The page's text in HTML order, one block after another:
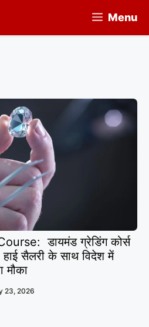
Menu
डायमंड ग्रेडिंग कोर्स
हाई सैलरी के साथ विदेश में
मौका
23, 2026